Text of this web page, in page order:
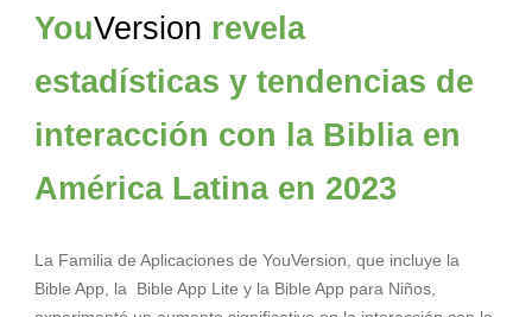
YouVersion revela
estadísticas y tendencias de
interacción con la Biblia en
América Latina en 2023
La Familia de Aplicaciones de YouVersion, que incluye la
Bible App, la Bible App Lite y la Bible App para Niños,